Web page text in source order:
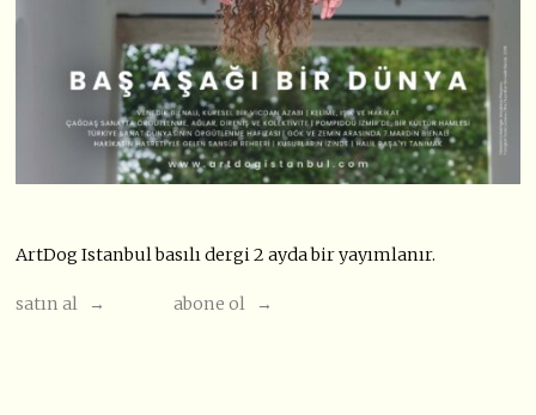
ArtDog Istanbul basılı dergi 2 ayda bir yayımlanır.
satın al → abone ol →